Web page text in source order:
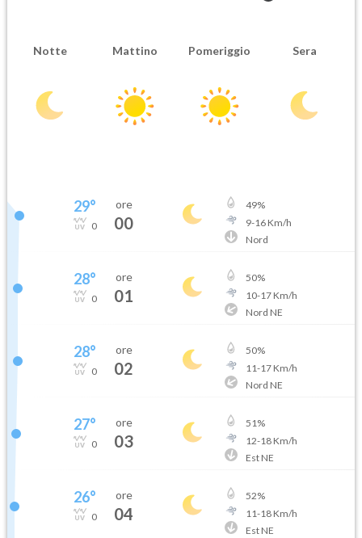
Notte Mattino Pomeriggio Sera
29°
0
ore
00
49%
9-16Km/h
Nord
28°
0
ore
01
50%
10-17Km/h
Nord NE
28°
0
ore
02
50%
11-17Km/h
Nord NE
27°
0
ore
03
51%
12-18Km/h
Est NE
26°
0
ore
04
52%
11-18Km/h
Est NE